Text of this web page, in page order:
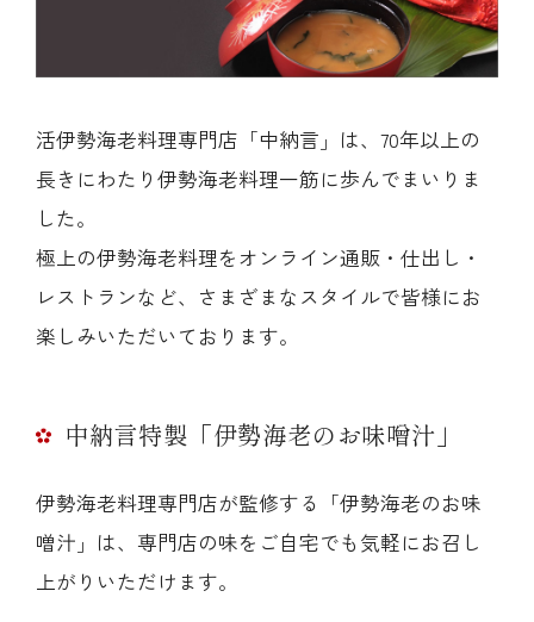
活伊勢海老料理専門店「中納言」は、70年以上の
長きにわたり伊勢海老料理一筋に歩んでまいりま
した。
極上の伊勢海老料理をオンライン通販・仕出し・
レストランなど、さまざまなスタイルで皆様にお
楽しみいただいております。
中納言特製「伊勢海老のお味噌汁」
伊勢海老料理専門店が監修する「伊勢海老のお味
噌汁」は、専門店の味をご自宅でも気軽にお召し
上がりいただけます。